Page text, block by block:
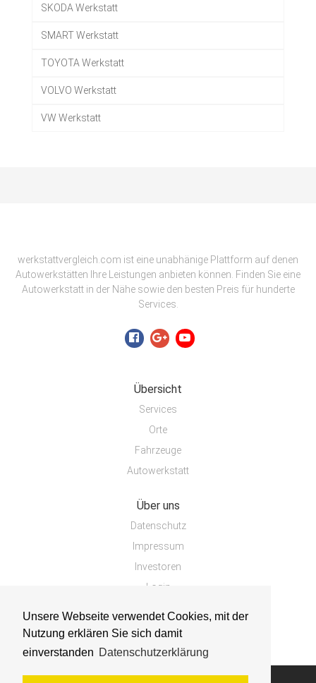
Unsere Webseite verwendet Cookies, mit der
Nutzung erklären Sie sich damit
einverstanden Datenschutzerklärung
SKODA Werkstatt
SMART Werkstatt
TOYOTA Werkstatt
VOLVO Werkstatt
VW Werkstatt
werkstattvergleich.com ist eine unabhänige Plattform auf denen
Autowerkstätten Ihre Leistungen anbieten können. Finden Sie eine
Autowerkstatt in der Nähe sowie den besten Preis für hunderte
Services.
Übersicht
Services
Orte
Fahrzeuge
Autowerkstatt
Über uns
Datenschutz
Impressum
Investoren
Login